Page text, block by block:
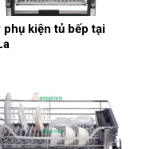
phụ kiện tủ bếp tại